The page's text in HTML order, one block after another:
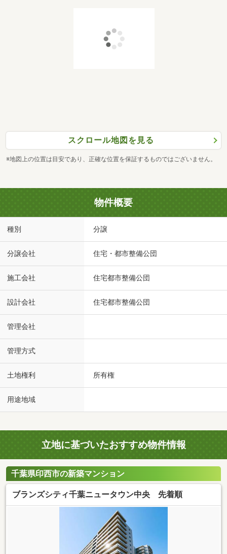
スクロール地図を見る
※地図上の位置は目安であり、正確な位置を保証するものではございません。
物件概要
種別 分譲
分譲会社 住宅・都市整備公団
施工会社 住宅都市整備公団
設計会社 住宅都市整備公団
管理会社
管理方式
土地権利 所有権
用途地域
立地に基づいたおすすめ物件情報
千葉県印西市の新築マンション
ブランズシティ千葉ニュータウン中央 先着順